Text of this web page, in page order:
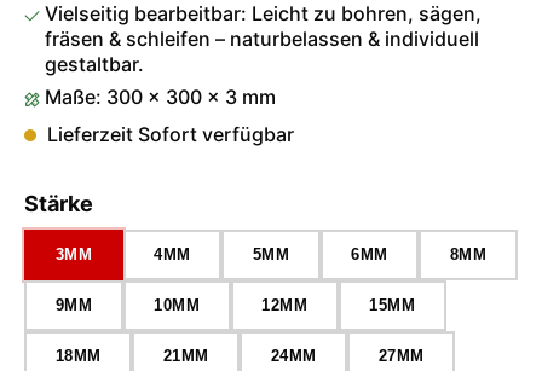
Vielseitig bearbeitbar: Leicht zu bohren, sägen,
fräsen & schleifen – naturbelassen & individuell
gestaltbar.
Maße: 300 × 300 × 3 mm
Lieferzeit Sofort verfügbar
Stärke
3MM 4MM 5MM 6MM 8MM
9MM 10MM 12MM 15MM
18MM 21MM 24MM 27MM